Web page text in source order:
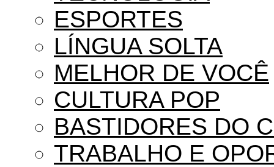
ESPORTES
LÍNGUA SOLTA
MELHOR DE VOCÊ
CULTURA POP
BASTIDORES DO
TRABALHO E